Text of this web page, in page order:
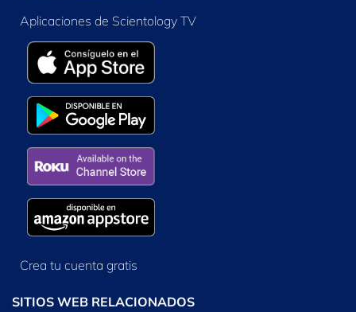
Aplicaciones de Scientology TV
Crea tu cuenta gratis
SITIOS WEB RELACIONADOS